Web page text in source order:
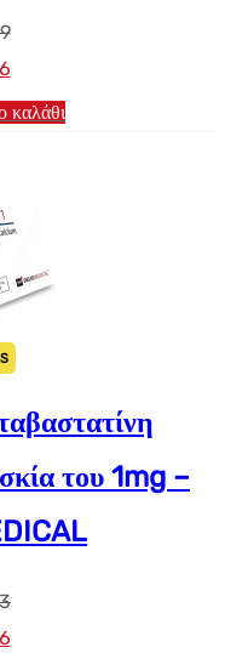
Η
τρέχουσα
καλάθι
του 1mg –
Η